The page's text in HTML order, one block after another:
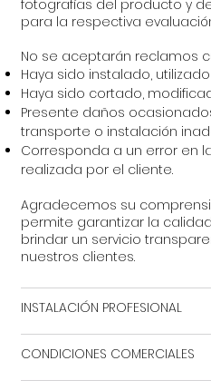
fotografías del producto y
para la respectiva
No se aceptarán reclamos
Haya sido instalado,
Haya sido cortado,
Presente daños
transporte o instalación
Corresponda a un error en
realizada por el cliente.
Agradecemos su
permite garantizar la
brindar un servicio
nuestros clientes.
INSTALACIÓN PROFESIONAL
CONDICIONES COMERCIALES